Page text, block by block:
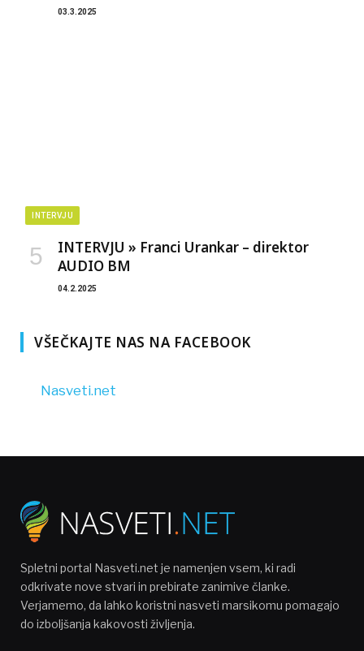
03.3.2025
INTERVJU
INTERVJU » Franci Urankar – direktor
AUDIO BM
04.2.2025
VŠEČKAJTE NAS NA FACEBOOK
Nasveti.net
Spletni portal Nasveti.net je namenjen vsem, ki radi
odkrivate nove stvari in prebirate zanimive članke.
Verjamemo, da lahko koristni nasveti marsikomu pomagajo
do izboljšanja kakovosti življenja.